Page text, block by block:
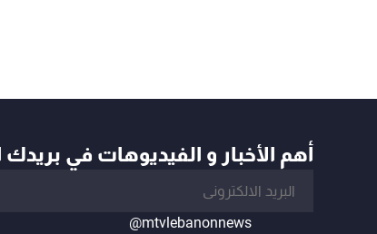
أهم الأخبار و الفيديوهات في بريدك
@mtvlebanonnews